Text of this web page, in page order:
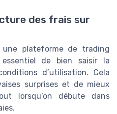
des frais sur
plateforme de trading
de bien saisir la
d’utilisation. Cela
surprises et de mieux
lorsqu’on débute dans